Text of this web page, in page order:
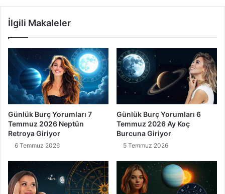
İlgili Makaleler
Günlük Burç Yorumları 7
Temmuz 2026 Neptün
Retroya Giriyor
6 Temmuz 2026
Günlük Burç Yorumları 6
Temmuz 2026 Ay Koç
Burcuna Giriyor
5 Temmuz 2026